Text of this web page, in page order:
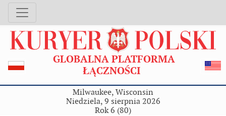
GLOBALNA PLATFORMA
ŁĄCZNOŚCI
Milwaukee, Wisconsin
Niedziela, 9 sierpnia 2026
Rok 6 (80)